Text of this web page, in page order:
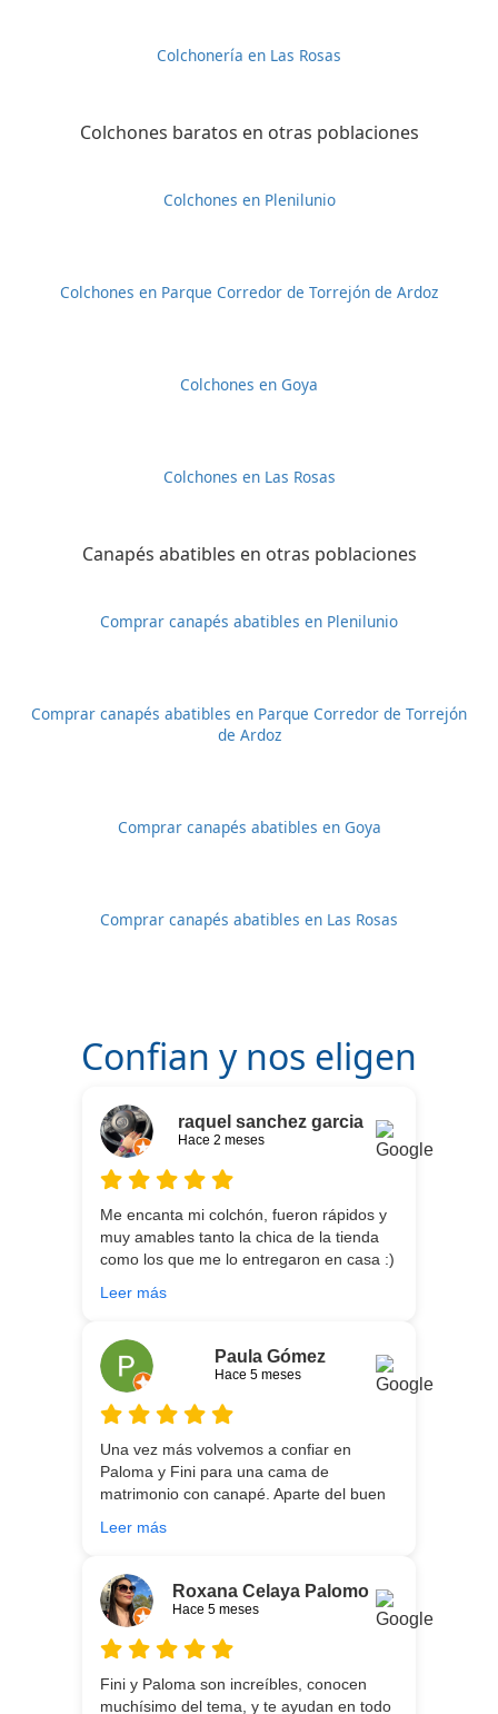
Colchonería en Las Rosas
Colchones baratos en otras poblaciones
Colchones en Plenilunio
Colchones en Parque Corredor de Torrejón de Ardoz
Colchones en Goya
Colchones en Las Rosas
Canapés abatibles en otras poblaciones
Comprar canapés abatibles en Plenilunio
Comprar canapés abatibles en Parque Corredor de Torrejón
de Ardoz
Comprar canapés abatibles en Goya
Comprar canapés abatibles en Las Rosas
Confian y nos eligen
raquel sanchez garcia
Hace 2 meses
Me encanta mi colchón, fueron rápidos y
muy amables tanto la chica de la tienda
como los que me lo entregaron en casa :)
meses después:) son todos un encanto y
canapé, una entrega rapidísima y fácil
comunicación con los repartidores que lo
traen y montan :) encantada
Leer más
Paula Gómez
Hace 5 meses
Una vez más volvemos a confiar en
Paloma y Fini para una cama de
matrimonio con canapé. Aparte del buen
personalizando totalmente las
agradables y tan cercanas que la
experiencia es fantástica. Puntualizar
también que los chicos que nos trajeron y
montaron todo lo hicieron perfectamente,
perfectamente y a nuestro gusto, además
Leer más
Roxana Celaya Palomo
Hace 5 meses
Fini y Paloma son increíbles, conocen
muchísimo del tema, y te ayudan en todo